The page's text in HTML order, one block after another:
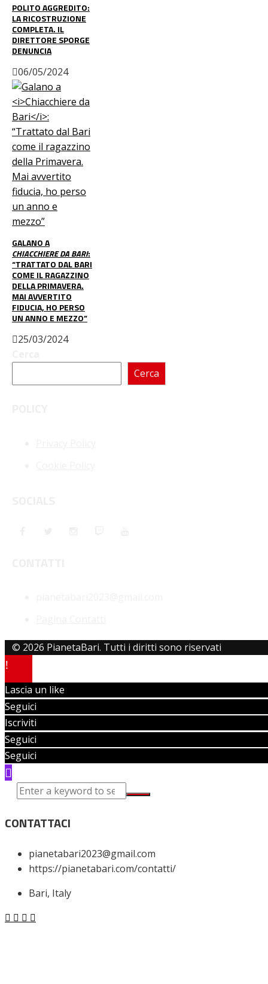
POLITO AGGREDITO:
LA RICOSTRUZIONE
COMPLETA. IL
DIRETTORE SPORGE
DENUNCIA
06/05/2024
GALANO A
CHIACCHIERE DA BARI:
“TRATTATO DAL BARI
COME IL RAGAZZINO
DELLA PRIMAVERA.
MAI AVVERTITO
FIDUCIA, HO PERSO
UN ANNO E MEZZO”
25/03/2024
Cerca
© 2026 PianetaBari. Tutti i diritti sono riservati
Lascia un like
Seguici
Iscriviti
Seguici
Seguici
CONTATTACI
pianetabari2023@gmail.com
https://pianetabari.com/contatti/
Bari, Italy